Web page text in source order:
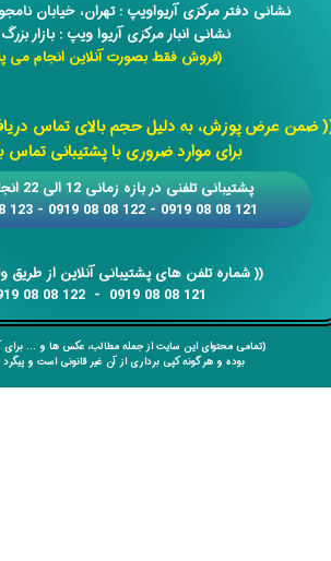
​​نشانی دفتر مرکزی آریواویپ : تهران، خیابان
نشانی انبار مرکزی آریوا ویپ : بازار
(فروش فقط بصورت آنلاین انجام می
ضمن عرض پوزش، به دلیل حجم بالای تماس
برای موارد ضروری با پشتیبانی تماس
​​​​​​​​​​​​​​(( ​​​​​​​شماره تلفن های پشتیبانی آنلاین از
​​​​​​​121 08 08 0919 - 122 08 08 0919
​​پشتیبانی تلفنی در بازه زمانی 12 الی 22 انجام میپذیرد
121 08 08 0919 - 122 08 08 0919 - 123 08 08 0919
(تمامی محتوای این سایت از جمله مطالب، عکس ها و ... برای
بوده و هر گونه کپی برداری از آن غیر قانونی است و پیگرد